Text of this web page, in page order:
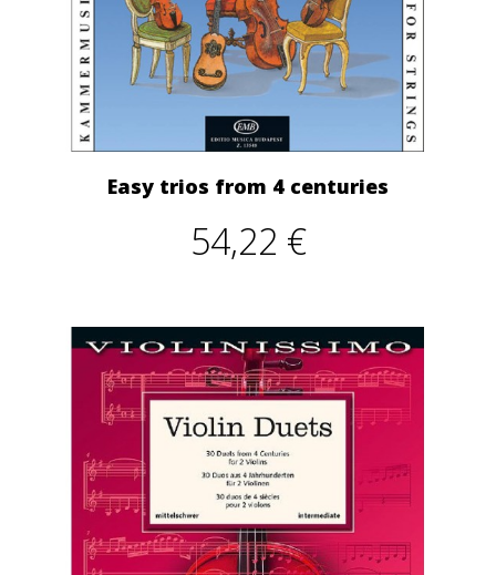
Easy trios from 4 centuries
54,22 €